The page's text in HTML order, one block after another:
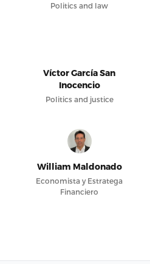
Politics and law
Víctor García San
Inocencio
Politics and justice
William Maldonado
Economista y Estratega
Financiero